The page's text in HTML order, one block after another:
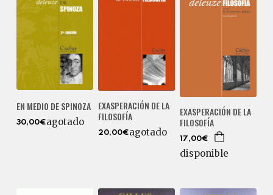
EN MEDIO DE SPINOZA
30,00€agotado
EXASPERACIÓN DE LA
FILOSOFÍA
20,00€agotado
EXASPERACIÓN DE LA
FILOSOFÍA
17,00€
disponible